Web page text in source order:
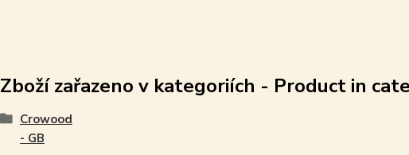
Zboží zařazeno v kategoriích - Product in
Crowood
- GB